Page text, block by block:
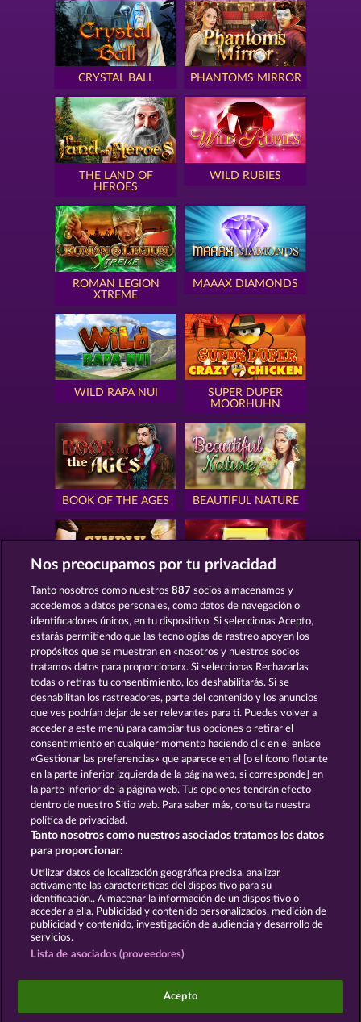
CRYSTAL BALL PHANTOMS MIRROR
THE LAND OF
HEROES
WILD RUBIES
ROMAN LEGION
XTREME
MAAAX DIAMONDS
WILD RAPA NUI
SUPER DUPER
MOORHUHN
BOOK OF THE AGES BEAUTIFUL NATURE
GOLDEN EI OF
MOORHUHN
FOREVER
DIAMONDS
Ver todos los juegos
Términos y condiciones
Declaración de privacidad
Empresa
Enviar solicitud de desistimiento
Los juegos de casino social están pensados
exclusivamente para el ocio y no influyen en la
Nos preocupamos por tu privacidad
Tanto nosotros como nuestros887 socios almacenamos y
accedemos a datos personales, como datos de navegación o
identificadores únicos, en tu dispositivo. Si seleccionas Acepto,
estarás permitiendo que las tecnologías de rastreo apoyen los
propósitos que se muestran en «nosotros y nuestros socios
tratamos datos para proporcionar». Si seleccionas Rechazarlas
todas o retiras tu consentimiento, los deshabilitarás. Si se
deshabilitan los rastreadores, parte del contenido y los anuncios
que ves podrían dejar de ser relevantes para ti. Puedes volver a
acceder a este menú para cambiar tus opciones o retirar el
consentimiento en cualquier momento haciendo clic en el enlace
«Gestionar las preferencias» que aparece en el [o el ícono flotante
en la parte inferior izquierda de la página web, si corresponde] en
la parte inferior de la página web. Tus opciones tendrán efecto
dentro de nuestro Sitio web. Para saber más, consulta nuestra
política de privacidad.
Tanto nosotros como nuestros asociados tratamos los datos
para proporcionar:
Utilizar datos de localización geográfica precisa. analizar
activamente las características del dispositivo para su
identificación.. Almacenar la información de un dispositivo o
acceder a ella. Publicidad y contenido personalizados, medición de
publicidad y contenido, investigación de audiencia y desarrollo de
servicios.
Lista de asociados (proveedores)
Acepto